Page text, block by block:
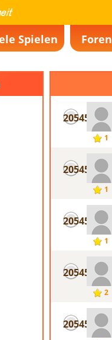
Spielen Foren
20545
1
20545
1
20545
1
20545
2
20545